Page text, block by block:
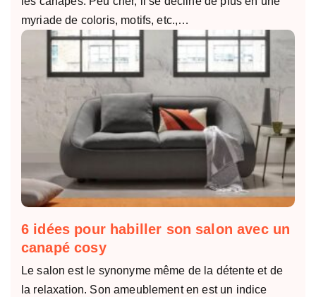
myriade de coloris, motifs, etc.,…
6 idées pour habiller son salon avec un
canapé cosy
Le salon est le synonyme même de la détente et de
la relaxation. Son ameublement en est un indice